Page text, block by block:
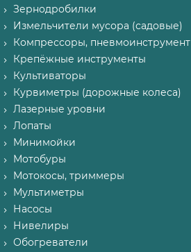
Зернодробилки
Измельчители мусора (садовые)
Компрессоры, пневмоинструмент
Крепёжные инструменты
Культиваторы
Курвиметры (дорожные колеса)
Лазерные уровни
Лопаты
Минимойки
Мотобуры
Мотокосы, триммеры
Мультиметры
Насосы
Нивелиры
Обогреватели